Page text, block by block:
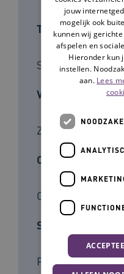
Type tool
Stappenplan
Voor wie
Zorgverleners
Cliëntgroep
Ouderen
Soort kennis
Praktijk
jouw
mogelijk ook
kunnen wij
afspelen en
Hieronder kun
instellen.
aan. Lees